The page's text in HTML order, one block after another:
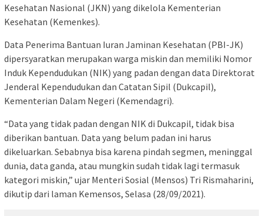
Kesehatan Nasional (JKN) yang dikelola Kementerian
Kesehatan (Kemenkes).
Data Penerima Bantuan Iuran Jaminan Kesehatan (PBI-JK)
dipersyaratkan merupakan warga miskin dan memiliki Nomor
Induk Kependudukan (NIK) yang padan dengan data Direktorat
Jenderal Kependudukan dan Catatan Sipil (Dukcapil),
Kementerian Dalam Negeri (Kemendagri).
“Data yang tidak padan dengan NIK di Dukcapil, tidak bisa
diberikan bantuan. Data yang belum padan ini harus
dikeluarkan. Sebabnya bisa karena pindah segmen, meninggal
dunia, data ganda, atau mungkin sudah tidak lagi termasuk
kategori miskin,” ujar Menteri Sosial (Mensos) Tri Rismaharini,
dikutip dari laman Kemensos, Selasa (28/09/2021).